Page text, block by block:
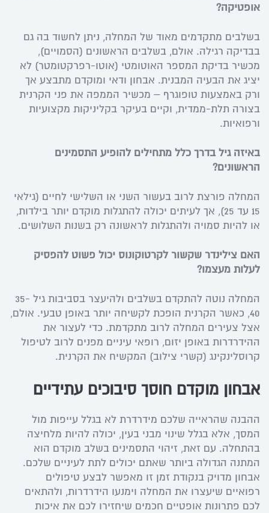
אופטיקה?
בשלבים מתקדמים מאוד של המחלה, ניתן לחשוד בה גם
בבדיקה רגילה. אולם, בשלבים הראשונים (הסמויים),
מכשיר בדיקת המספר האוטומטי (אוטו-רפרקטומטר) לא
יציג את הבעיה המבנית. אבחון ודאי ומוקדם מתבצע אך
ורק באמצעות טופוגרף – מכשיר הממפה את פני הקרנית
בצורה תלת-ממדית, וקיים בעיקר בקליניקות מקצועיות
ורפואיות.
באיזה גיל בדרך כלל מתחילים להופיע התסמינים
הראשונים?
המחלה פורצת לרוב בעשור השני או השלישי לחיים (גילאי
15 עד 25), אך לעיתים יכולה להתגלות מוקדם יותר בילדות,
או להיות סמויה ולהתגלות לראשונה רק בשנות השלושים.
האם צילינדר שקשור לקרטוקונוס יכול פשוט להפסיק
לעלות מעצמו?
המחלה נוטה להתקדם בשלבים ולהיעצר בסביבות גיל 35-
40, כאשר הקרנית הופכת לקשיחה יותר באופן טבעי. אולם,
אצל צעירים המחלה לרוב מתקדמת. כדי לעצור את
ההידרדרות באופן יזום, רופאי עיניים מפנים לרוב לטיפול
קרוסלינקינג (קשרי צילוב) המקשיח את הקרנית.
אבחון מוקדם חוסך סיבוכים עתידיים
ההבנה שהראייה שלכם מידרדרת לא בגלל עייפות מול
המסך, אלא בגלל שינוי מבני בעין, יכולה להיות מלחיצה
בהתחלה. עם זאת, זיהוי התסמינים בשלב מוקדם הוא
המתנה הגדולה ביותר שאתם יכולים לתת לעיניים שלכם.
אבחון מדויק בנקודת זמן זו מאפשר לבצע טיפולים
רפואיים שיעצרו את המחלה וימנעו הידרדרות, ולהתאים
לכם פתרונות אופטיים חכמים שיחזירו לכם את איכות